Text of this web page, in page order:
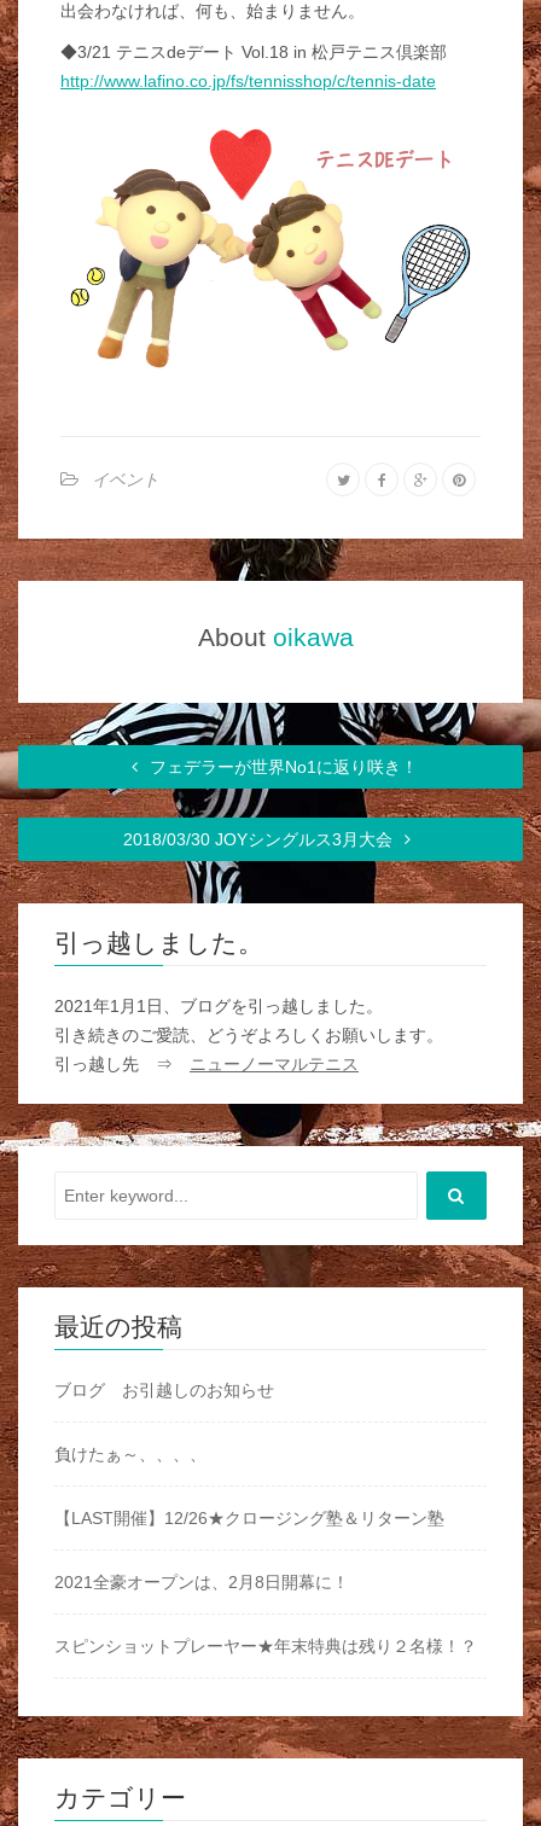
出会わなければ、何も、始まりません。
◆3/21 テニスdeデート Vol.18 in 松戸テニス倶楽部
http://www.lafino.co.jp/fs/tennisshop/c/tennis-date
イベント
About oikawa
フェデラーが世界No1に返り咲き！
2018/03/30 JOYシングルス3月大会
引っ越しました。
2021年1月1日、ブログを引っ越しました。
引き続きのご愛読、どうぞよろしくお願いします。
引っ越し先 ⇒ ニューノーマルテニス
最近の投稿
ブログ お引越しのお知らせ
負けたぁ～、、、、
【LAST開催】12/26★クロージング塾＆リターン塾
2021全豪オープンは、2月8日開幕に！
スピンショットプレーヤー★年末特典は残り２名様！？
カテゴリー